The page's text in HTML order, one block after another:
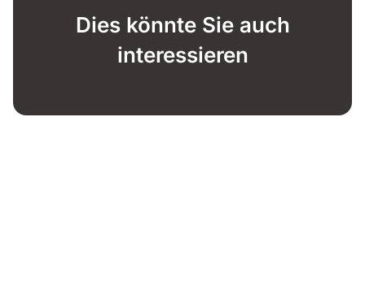
Dies könnte Sie auch
interessieren